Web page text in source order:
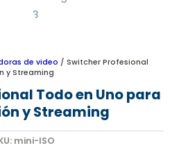
de video / Switcher Profesional
y Streaming
Todo en Uno para
y Streaming
mini-ISO